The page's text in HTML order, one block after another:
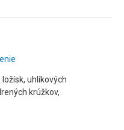
uhlíkových
krúžkov,